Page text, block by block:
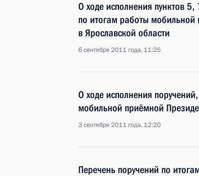
О ходе исполнения пунктов
по итогам работы мобильной
в Ярославской области
6 сентября 2011 года, 11:25
О ходе исполнения
мобильной приёмной
3 сентября 2011 года, 12:20
Перечень поручений по